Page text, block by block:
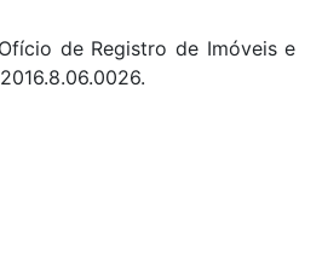
de Registro de Imóveis e